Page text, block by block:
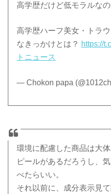
高学歴だけど低モラルな
高学歴ハーフ美女・トラ
なきっかけとは？ https://
トニュース
— Chokon papa
環境に配慮した商品は大
ピールがあるだろうし、
べたらいい。
それ以前に、成分表示見